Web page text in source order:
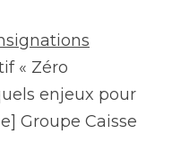
« Zéro
enjeux pour
Groupe Caisse